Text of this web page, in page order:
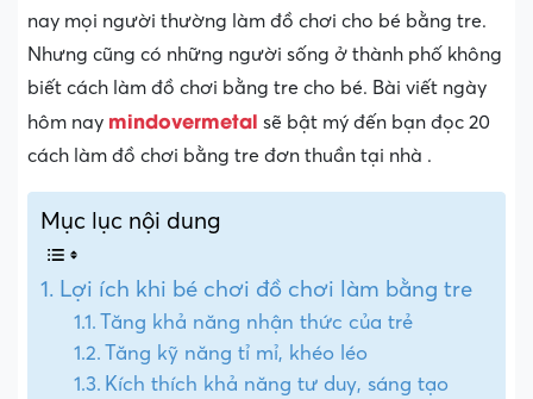
nay mọi người thường làm đồ chơi cho bé bằng tre.
Nhưng cũng có những người sống ở thành phố không
biết cách làm đồ chơi bằng tre cho bé. Bài viết ngày
hôm nay mindovermetal sẽ bật mý đến bạn đọc 20
cách làm đồ chơi bằng tre đơn thuần tại nhà .
Mục lục nội dung
Lợi ích khi bé chơi đồ chơi làm bằng tre
Tăng khả năng nhận thức của trẻ
Tăng kỹ năng tỉ mỉ, khéo léo
Kích thích khả năng tư duy, sáng tạo